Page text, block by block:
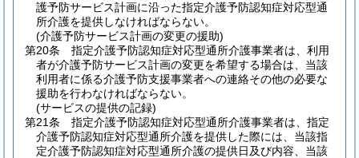
護予防サービス計画に沿った指定介護予防認知症対応型通
所介護を提供しなければならない。
(介護予防サービス計画の変更の援助)
第20条
指定介護予防認知症対応型通所介護事業者は、利用
者が介護予防サービス計画の変更を希望する場合は、当該
利用者に係る介護予防支援事業者への連絡その他の必要な
援助を行わなければならない。
(サービスの提供の記録)
第21条
指定介護予防認知症対応型通所介護事業者は、指定
介護予防認知症対応型通所介護を提供した際には、当該指
定介護予防認知症対応型通所介護の提供日及び内容、当該